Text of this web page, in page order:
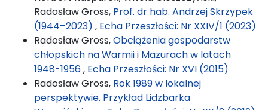
Radosław Gross, Prof. dr hab. Andrzej Skrzypek
(1944–2023) , Echa Przeszłości: Nr XXIV/1 (2023)
Radosław Gross,Obciążenia gospodarstw
chłopskich na Warmii i Mazurach w latach
1948-1956, Echa Przeszłości: Nr XVI (2015)
Radosław Gross, Rok 1989 w lokalnej
perspektywie. Przykład Lidzbarka